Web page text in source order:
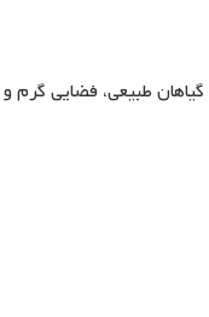
طبیعی، فضایی گرم و